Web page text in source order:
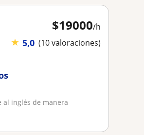
$19000/h
★ 5,0 (10 valoraciones)
al inglés de manera